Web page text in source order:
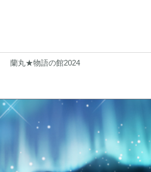
蘭丸★物語の館2024